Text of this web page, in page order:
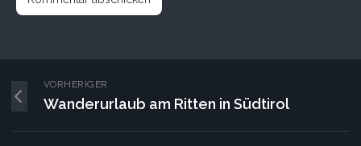
VORHERIGER
Wanderurlaub am Ritten in Südtirol